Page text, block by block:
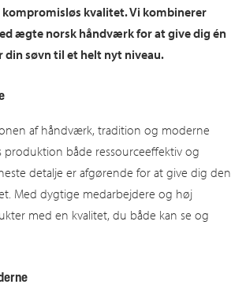
kompromisløs kvalitet. Vi kombinerer
ægte norsk håndværk for at give dig én
din søvn til et helt nyt niveau.
af håndværk, tradition og moderne
både ressourceeffektiv og
detalje er afgørende for at give dig den
Med dygtige medarbejdere og høj
med en kvalitet, du både kan se og